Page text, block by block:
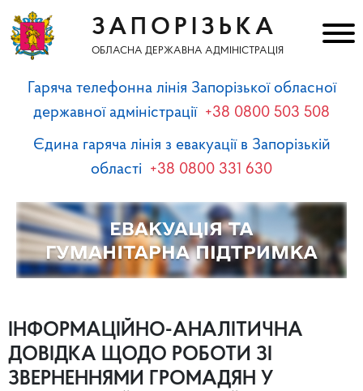
ЗАПОРІЗЬКА
ОБЛАСНА ДЕРЖАВНА АДМІНІСТРАЦІЯ
Гаряча телефонна лінія Запорізької обласної
державної адміністрації +38 0800 503 508
Єдина гаряча лінія з евакуації в Запорізькій
області +38 0800 331 630
ІНФОРМАЦІЙНО-АНАЛІТИЧНА
ДОВІДКА ЩОДО РОБОТИ ЗІ
ЗВЕРНЕННЯМИ ГРОМАДЯН У